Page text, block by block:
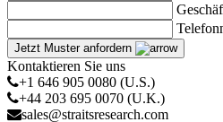
Jetzt Muster anfordern
Kontaktieren Sie uns
+1 646 905 0080 (U.S.)
+44 203 695 0070 (U.K.)
sales@straitsresearch.com